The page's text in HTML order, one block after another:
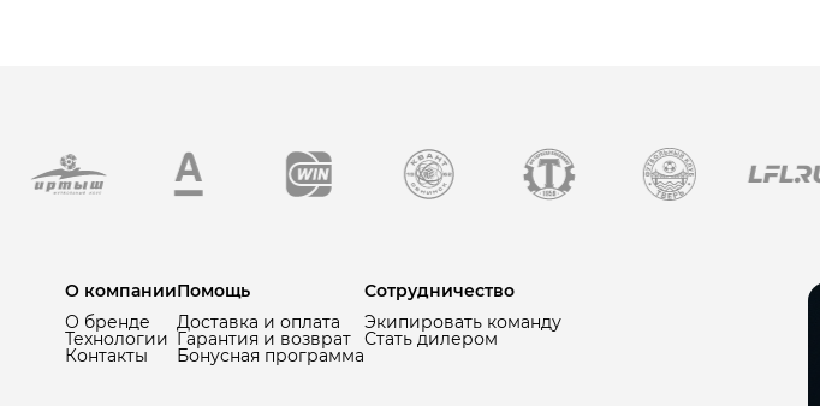
О компании
О бренде
Технологии
Контакты
Помощь
Доставка и оплата
Гарантия и возврат
Бонусная программа
Сотрудничество
Экипировать команду
Стать дилером